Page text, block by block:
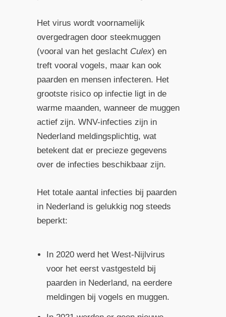
Het virus wordt voornamelijk
overgedragen door steekmuggen
(vooral van het geslacht Culex) en
treft vooral vogels, maar kan ook
paarden en mensen infecteren. Het
grootste risico op infectie ligt in de
warme maanden, wanneer de muggen
actief zijn. WNV-infecties zijn in
Nederland meldingsplichtig, wat
betekent dat er precieze gegevens
over de infecties beschikbaar zijn.
Het totale aantal infecties bij paarden
in Nederland is gelukkig nog steeds
beperkt:
In 2020 werd het West-Nijlvirus
voor het eerst vastgesteld bij
paarden in Nederland, na eerdere
meldingen bij vogels en muggen.